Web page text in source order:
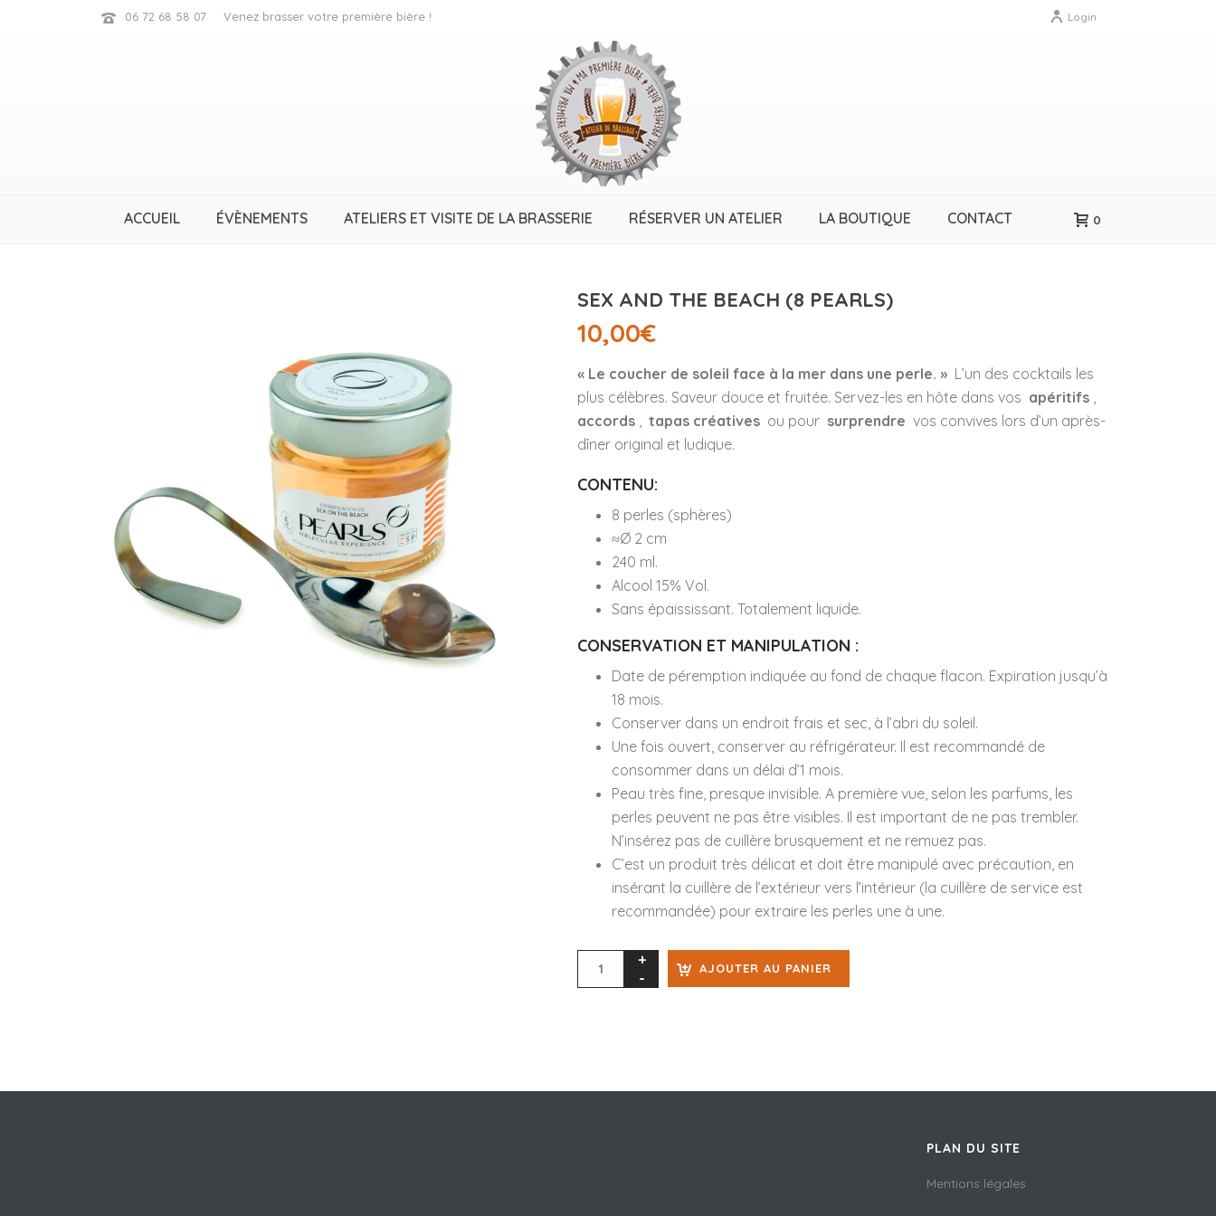
06 72 68 58 07 Venez brasser votre première bière ! Login
ACCUEIL ÉVÈNEMENTS ATELIERS ET VISITE DE LA BRASSERIE RÉSERVER UN ATELIER LA BOUTIQUE CONTACT 0
SEX AND THE BEACH (8 PEARLS)
10,00€
« Le coucher de soleil face à la mer dans une perle. » L’un des cocktails les
plus célèbres. Saveur douce et fruitée. Servez-les en hôte dans vos apéritifs ,
accords ,tapas créatives ou pour surprendre vos convives lors d’un après-
dîner original et ludique.
CONTENU:
8 perles (sphères)
≈Ø 2 cm
240 ml.
Alcool 15% Vol.
Sans épaississant. Totalement liquide.
CONSERVATION ET MANIPULATION :
Date de péremption indiquée au fond de chaque flacon. Expiration jusqu’à
18 mois.
Conserver dans un endroit frais et sec, à l’abri du soleil.
Une fois ouvert, conserver au réfrigérateur. Il est recommandé de
consommer dans un délai d’1 mois.
Peau très fine, presque invisible. A première vue, selon les parfums, les
perles peuvent ne pas être visibles. Il est important de ne pas trembler.
N’insérez pas de cuillère brusquement et ne remuez pas.
C’est un produit très délicat et doit être manipulé avec précaution, en
insérant la cuillère de l’extérieur vers l’intérieur (la cuillère de service est
recommandée) pour extraire les perles une à une.
AJOUTER AU PANIER
PLAN DU SITE
Mentions légales